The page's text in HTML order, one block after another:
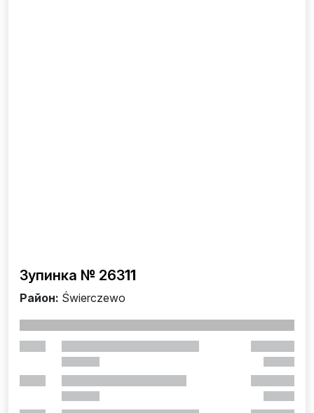
Зупинка № 26311
Район: Świerczewo